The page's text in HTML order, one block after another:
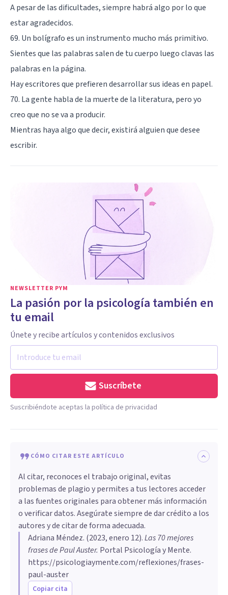
A pesar de las dificultades, siempre habrá algo por lo que
estar agradecidos.
69. Un bolígrafo es un instrumento mucho más primitivo.
Sientes que las palabras salen de tu cuerpo luego clavas las
palabras en la página.
Hay escritores que prefieren desarrollar sus ideas en papel.
70. La gente habla de la muerte de la literatura, pero yo
creo que no se va a producir.
Mientras haya algo que decir, existirá alguien que desee
escribir.
NEWSLETTER PYM
La pasión por la psicología también en
tu email
Únete y recibe artículos y contenidos exclusivos
Suscríbete
Suscribiéndote aceptas la política de privacidad
CÓMO CITAR ESTE ARTÍCULO
Al citar, reconoces el trabajo original, evitas
problemas de plagio y permites a tus lectores acceder
a las fuentes originales para obtener más información
o verificar datos. Asegúrate siempre de dar crédito a los
autores y de citar de forma adecuada.
Adriana Méndez. (2023, enero 12).Las 70 mejores
frases de Paul Auster. Portal Psicología y Mente.
https://psicologiaymente.com/reflexiones/frases-
paul-auster
Copiar cita